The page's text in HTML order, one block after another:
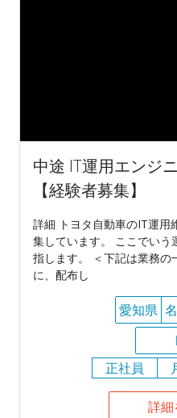
中途 IT運用エンジ
【経験者募集】
詳細 トヨタ自動車のIT運用
集しています。 ここでいう
指します。 ＜下記は業務の
に、配布し
愛知県
正社員
詳細